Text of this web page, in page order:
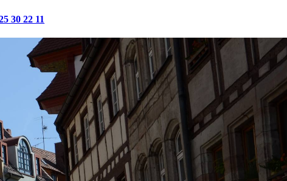
30 22 11